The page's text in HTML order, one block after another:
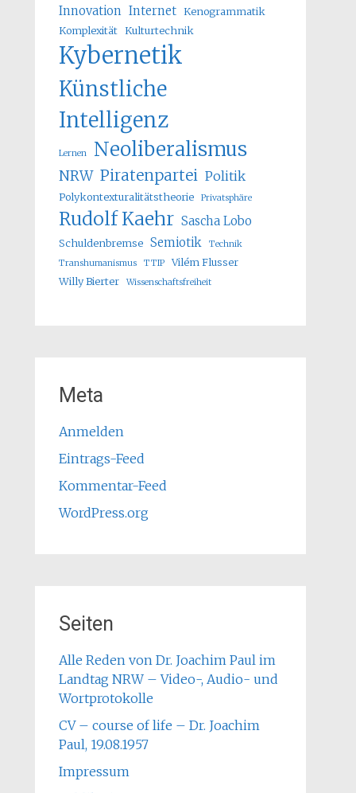
Innovation Internet Kenogrammatik
Komplexität Kulturtechnik
Kybernetik
Künstliche
Intelligenz
Lernen Neoliberalismus
NRW Piratenpartei Politik
Polykontexturalitätstheorie Privatsphäre
Rudolf Kaehr Sascha Lobo
Schuldenbremse Semiotik
Technik
Transhumanismus
TTIP
Vilém Flusser
Willy Bierter
Wissenschaftsfreiheit
Meta
Anmelden
Eintrags-Feed
Kommentar-Feed
WordPress.org
Seiten
Alle Reden von Dr. Joachim Paul im
Landtag NRW – Video-, Audio- und
Wortprotokolle
CV – course of life – Dr. Joachim
Paul, 19.08.1957
Impressum